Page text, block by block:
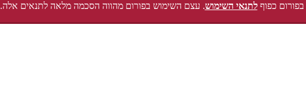
כפוףלתנאי השימוש. עצם השימוש בפורום מהווה הסכמה מלאה לתנאים אלה.